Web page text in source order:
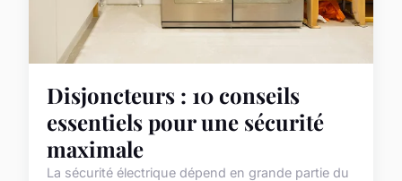
Disjoncteurs : 10 conseils
essentiels pour une sécurité
maximale
La sécurité électrique dépend en grande partie du